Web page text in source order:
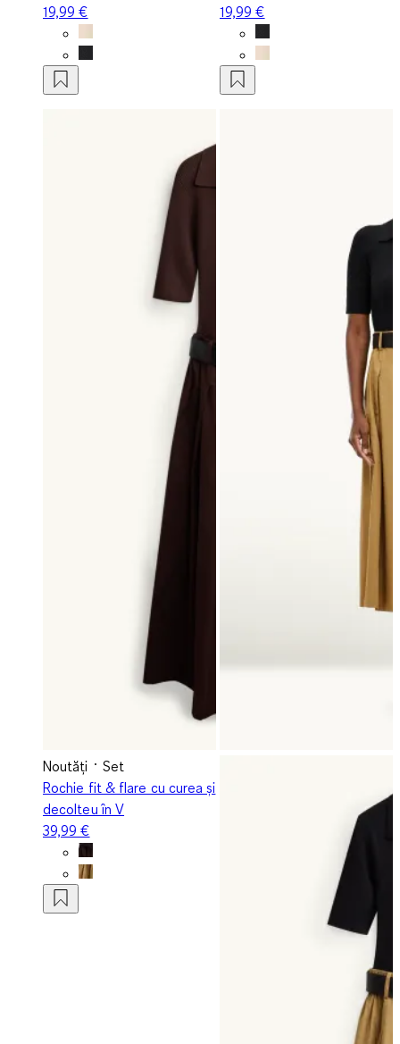
19,99 €
19,99 €
Noutăți
Set
Rochie fit & flare cu curea și
decolteu în V
39,99 €